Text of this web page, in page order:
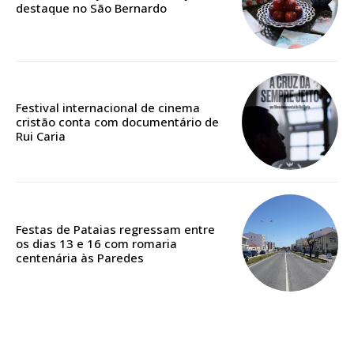
Edição em papel entregue à Quinta-feira em sua
Acesso aos conteúdos Exclusivos para
assinantes
destaque no São Bernardo
Festival internacional de cinema
cristão conta com documentário de
Rui Caria
Festas de Pataias regressam entre
os dias 13 e 16 com romaria
centenária às Paredes